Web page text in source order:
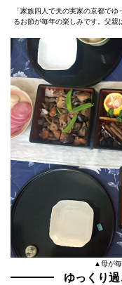
「家族四人で夫の実家の京都で
るお節が毎年の楽しみです。父
▲母が毎
ゆっくり